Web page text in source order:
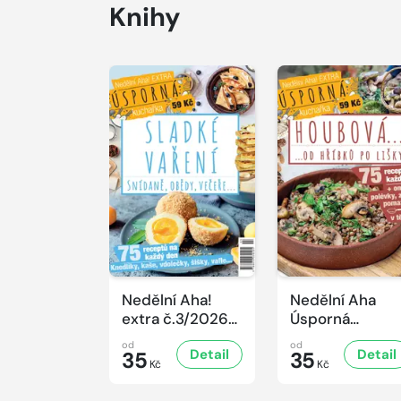
Knihy
Nedělní Aha!
extra č.3/2026
Úsporná
kuchařka -
Sladké vaření
od
35 Kč
Detail
Nedělní Aha
Úsporná
kuchařka -
Houbová... od
hříbků po lišky
od
35 Kč
Detail